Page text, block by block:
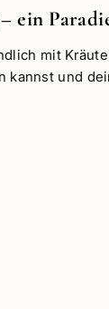
ein
mit
kannst und